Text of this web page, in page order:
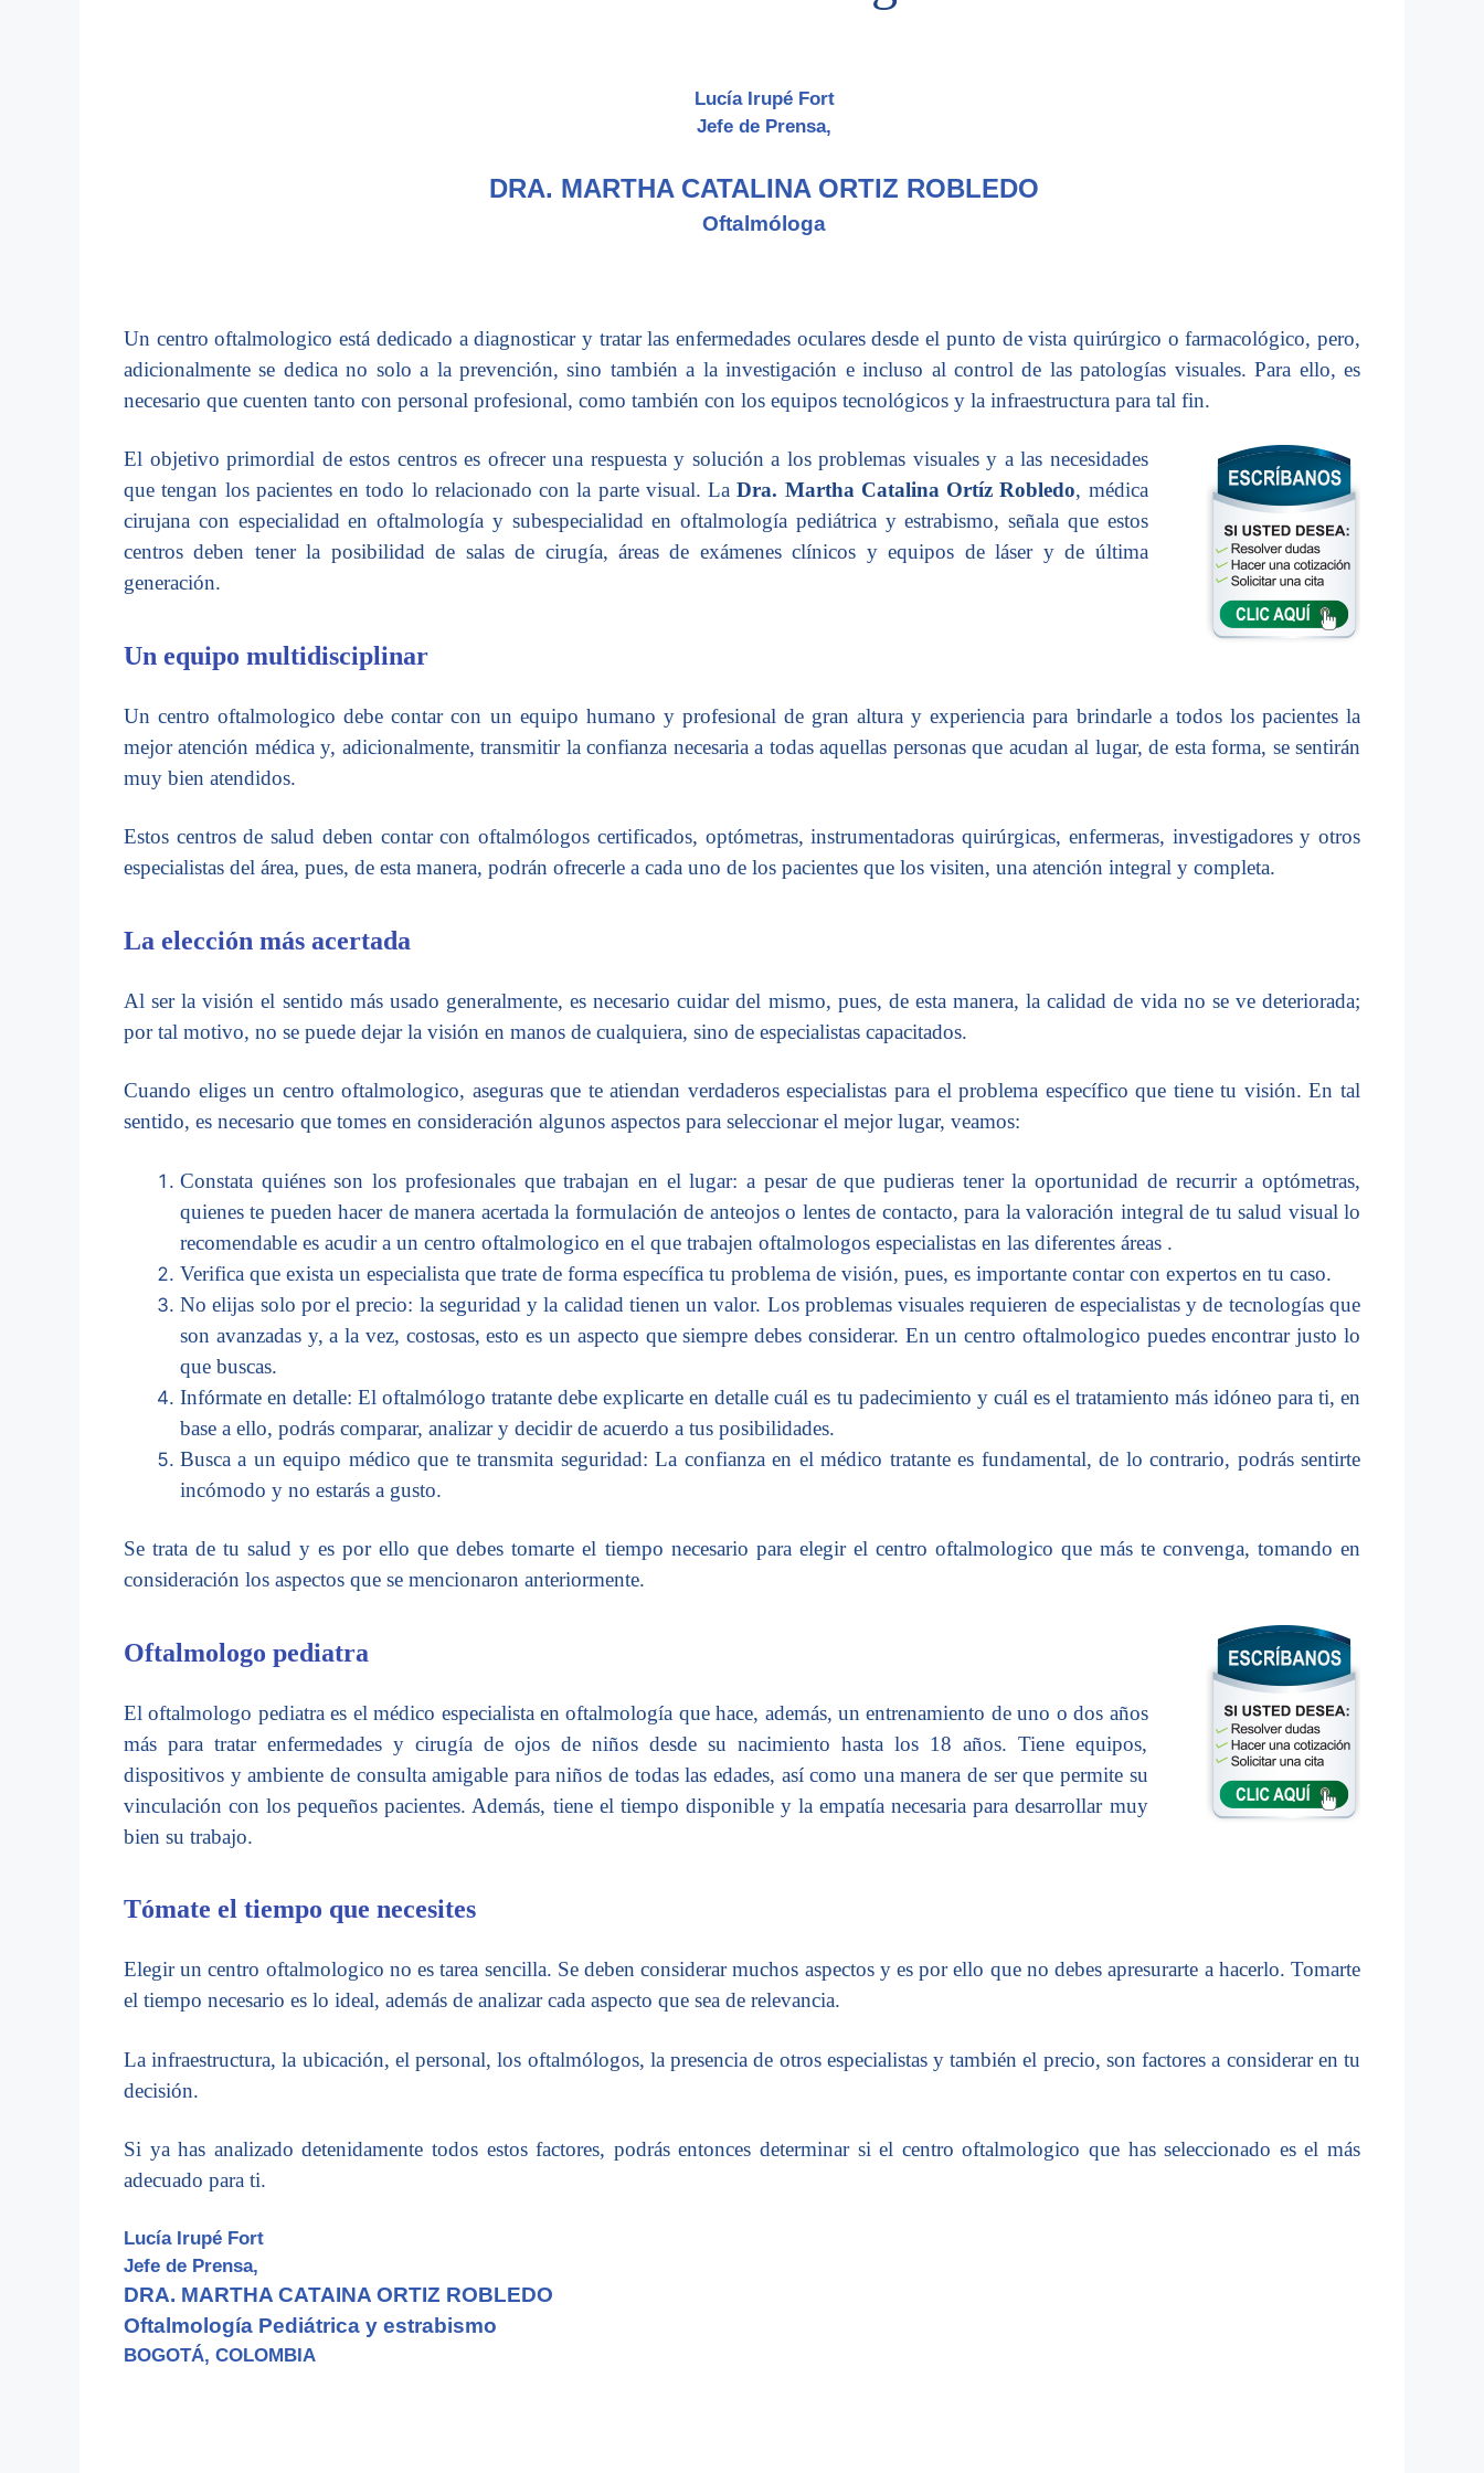
Lucía Irupé Fort
Jefe de Prensa,
DRA. MARTHA CATALINA ORTIZ ROBLEDO
Oftalmóloga
Un centro oftalmologico está dedicado a diagnosticar y tratar las enfermedades oculares desde el punto de vista quirúrgico o farmacológico, pero,
adicionalmente se dedica no solo a la prevención, sino también a la investigación e incluso al control de las patologías visuales. Para ello, es
necesario que cuenten tanto con personal profesional, como también con los equipos tecnológicos y la infraestructura para tal fin.
El objetivo primordial de estos centros es ofrecer una respuesta y solución a los problemas visuales y a las necesidades
que tengan los pacientes en todo lo relacionado con la parte visual. LaDra. Martha Catalina Ortíz Robledo, médica
cirujana con especialidad en oftalmología y subespecialidad en oftalmología pediátrica y estrabismo, señala que estos
centros deben tener la posibilidad de salas de cirugía, áreas de exámenes clínicos y equipos de láser y de última
generación.
Un equipo multidisciplinar
Un centro oftalmologico debe contar con un equipo humano y profesional de gran altura y experiencia para brindarle a todos los pacientes la
mejor atención médica y, adicionalmente, transmitir la confianza necesaria a todas aquellas personas que acudan al lugar, de esta forma, se sentirán
muy bien atendidos.
Estos centros de salud deben contar con oftalmólogos certificados, optómetras, instrumentadoras quirúrgicas, enfermeras, investigadores y otros
especialistas del área, pues, de esta manera, podrán ofrecerle a cada uno de los pacientes que los visiten, una atención integral y completa.
La elección más acertada
Al ser la visión el sentido más usado generalmente, es necesario cuidar del mismo, pues, de esta manera, la calidad de vida no se ve deteriorada;
por tal motivo, no se puede dejar la visión en manos de cualquiera, sino de especialistas capacitados.
Cuando eliges un centro oftalmologico, aseguras que te atiendan verdaderos especialistas para el problema específico que tiene tu visión. En tal
sentido, es necesario que tomes en consideración algunos aspectos para seleccionar el mejor lugar, veamos:
Constata quiénes son los profesionales que trabajan en el lugar: a pesar de que pudieras tener la oportunidad de recurrir a optómetras,
quienes te pueden hacer de manera acertada la formulación de anteojos o lentes de contacto, para la valoración integral de tu salud visual lo
recomendable es acudir a un centro oftalmologico en el que trabajen oftalmologos especialistas en las diferentes áreas .
Verifica que exista un especialista que trate de forma específica tu problema de visión, pues, es importante contar con expertos en tu caso.
No elijas solo por el precio: la seguridad y la calidad tienen un valor. Los problemas visuales requieren de especialistas y de tecnologías que
son avanzadas y, a la vez, costosas, esto es un aspecto que siempre debes considerar. En un centro oftalmologico puedes encontrar justo lo
que buscas.
Infórmate en detalle: El oftalmólogo tratante debe explicarte en detalle cuál es tu padecimiento y cuál es el tratamiento más idóneo para ti, en
base a ello, podrás comparar, analizar y decidir de acuerdo a tus posibilidades.
Busca a un equipo médico que te transmita seguridad: La confianza en el médico tratante es fundamental, de lo contrario, podrás sentirte
incómodo y no estarás a gusto.
Se trata de tu salud y es por ello que debes tomarte el tiempo necesario para elegir el centro oftalmologico que más te convenga, tomando en
consideración los aspectos que se mencionaron anteriormente.
Oftalmologo pediatra
El oftalmologo pediatra es el médico especialista en oftalmología que hace, además, un entrenamiento de uno o dos años
más para tratar enfermedades y cirugía de ojos de niños desde su nacimiento hasta los 18 años. Tiene equipos,
dispositivos y ambiente de consulta amigable para niños de todas las edades, así como una manera de ser que permite su
vinculación con los pequeños pacientes. Además, tiene el tiempo disponible y la empatía necesaria para desarrollar muy
bien su trabajo.
Tómate el tiempo que necesites
Elegir un centro oftalmologico no es tarea sencilla. Se deben considerar muchos aspectos y es por ello que no debes apresurarte a hacerlo. Tomarte
el tiempo necesario es lo ideal, además de analizar cada aspecto que sea de relevancia.
La infraestructura, la ubicación, el personal, los oftalmólogos, la presencia de otros especialistas y también el precio, son factores a considerar en tu
decisión.
Si ya has analizado detenidamente todos estos factores, podrás entonces determinar si el centro oftalmologico que has seleccionado es el más
adecuado para ti.
Lucía Irupé Fort
Jefe de Prensa,
DRA. MARTHA CATAINA ORTIZ ROBLEDO
Oftalmología Pediátrica y estrabismo
BOGOTÁ, COLOMBIA